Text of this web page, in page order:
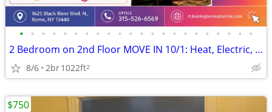
• • • • • • • • • • • • • • • • • • • • • •
2 Bedroom on 2nd Floor MOVE IN 10/1: Heat, Electric, Cable & WiFi Incl
8/6 2br1022ft2
$750